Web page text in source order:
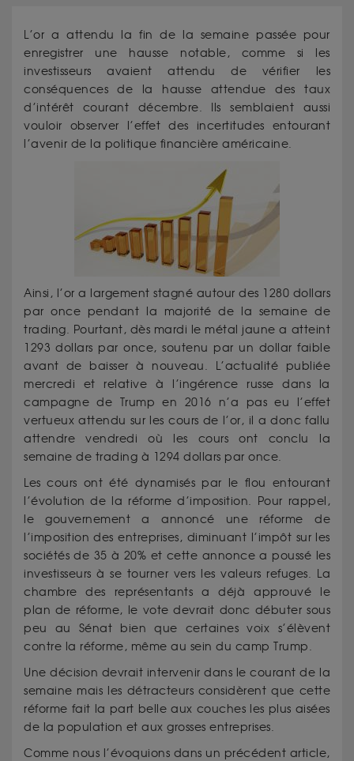
L’or a attendu la fin de la semaine passée pour
enregistrer une hausse notable, comme si les
investisseurs avaient attendu de vérifier les
conséquences de la hausse attendue des taux
d’intérêt courant décembre. Ils semblaient aussi
vouloir observer l’effet des incertitudes entourant
l’avenir de la politique financière américaine.
Ainsi, l’or a largement stagné autour des 1280 dollars
par once pendant la majorité de la semaine de
trading. Pourtant, dès mardi le métal jaune a atteint
1293 dollars par once, soutenu par un dollar faible
avant de baisser à nouveau. L’actualité publiée
mercredi et relative à l’ingérence russe dans la
campagne de Trump en 2016 n’a pas eu l’effet
vertueux attendu sur les cours de l’or, il a donc fallu
attendre vendredi où les cours ont conclu la
semaine de trading à 1294 dollars par once.
Les cours ont été dynamisés par le flou entourant
l’évolution de la réforme d’imposition. Pour rappel,
le gouvernement a annoncé une réforme de
l’imposition des entreprises, diminuant l’impôt sur les
sociétés de 35 à 20% et cette annonce a poussé les
investisseurs à se tourner vers les valeurs refuges. La
chambre des représentants a déjà approuvé le
plan de réforme, le vote devrait donc débuter sous
peu au Sénat bien que certaines voix s’élèvent
contre la réforme, même au sein du camp Trump.
Une décision devrait intervenir dans le courant de la
semaine mais les détracteurs considèrent que cette
réforme fait la part belle aux couches les plus aisées
de la population et aux grosses entreprises.
Comme nous l’évoquions dans un précédent article,